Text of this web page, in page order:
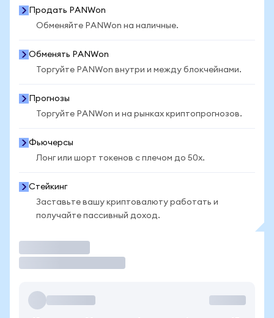
Продать PANWon
Обменяйте PANWon на наличные.
Обменять PANWon
Торгуйте PANWon внутри и между блокчейнами.
Прогнозы
Торгуйте PANWon и на рынках криптопрогнозов.
Фьючерсы
Лонг или шорт токенов с плечом до 50x.
Стейкинг
Заставьте вашу криптовалюту работать и
получайте пассивный доход.